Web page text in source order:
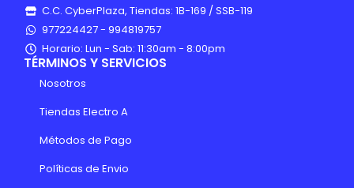
C.C. CyberPlaza, Tiendas: 1B-169 / SSB-119
977224427 - 994819757
Horario: Lun - Sab: 11:30am - 8:00pm
TÉRMINOS Y SERVICIOS
Nosotros
Tiendas Electro A
Métodos de Pago
Políticas de Envio